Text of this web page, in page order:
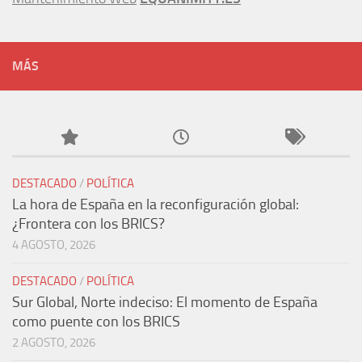
MÁS
DESTACADO / POLÍTICA
La hora de España en la reconfiguración global:
¿Frontera con los BRICS?
4 AGOSTO, 2026
DESTACADO / POLÍTICA
Sur Global, Norte indeciso: El momento de España
como puente con los BRICS
2 AGOSTO, 2026